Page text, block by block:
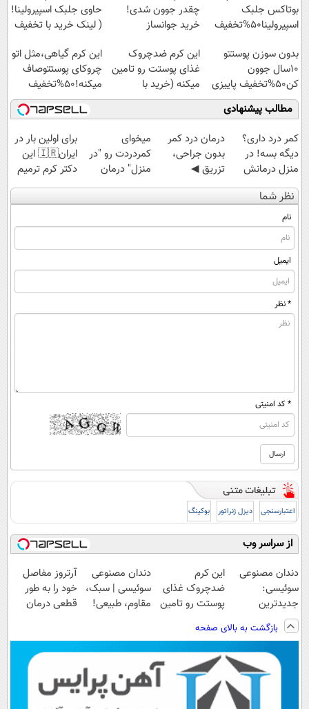
بوتاکس جلبک
اسپیرولینا50%تخفیف
چقدر جوون شدی!
خرید جوانساز
ویژه
حاوی جلبک اسپیرولینا!
( لینک خرید با تخفیف
بدون سوزن پوستتو
10سال جوون
کن50%تخفیف پاییزی
این کرم ضدچروک
غذای پوستت رو تامین
میکنه (خرید با
40%تخفیف)
این کرم گیاهی،مثل اتو
چروکای پوستتوصاف
میکنه!50%تخفیف
مطالب پیشنهادی
کمر درد داری؟
دیگه بسه! در
منزل درمانش
کن
(◀پرسش‌نامه)
درمان درد کمر
بدون جراحی،
تزریق ◀
پرسش‌نامه رو پر
کن ▶
میخوای
کمردردت رو "در
منزل" درمان
کنی؟ (◂فیلم +
◂پرسش‌نامه)
برای اولین بار در
ایران🇮🇷 این
دکتر کرم ترمیم
کننده 23 روزه
ساخت!
نظر شما
نام
ایمیل
* نظر
* کد امنیتی
اعتبارسنجی دیزل ژنراتور بوکینگ
از سراسر وب
دندان مصنوعی
سوئیسی:
جدیدترین
فناوری اروپا،
سبک و مقاوم |
پرداخت قسطی
این کرم
ضدچروک غذای
پوستت رو تامین
40%تخفیف)
دندان مصنوعی
سوئیسی | سبک،
مقاوم، طبیعی!
اقساطی😍
آرتروز مفاصل
خود را به طور
قطعی درمان
بازگشت به بالای صفحه